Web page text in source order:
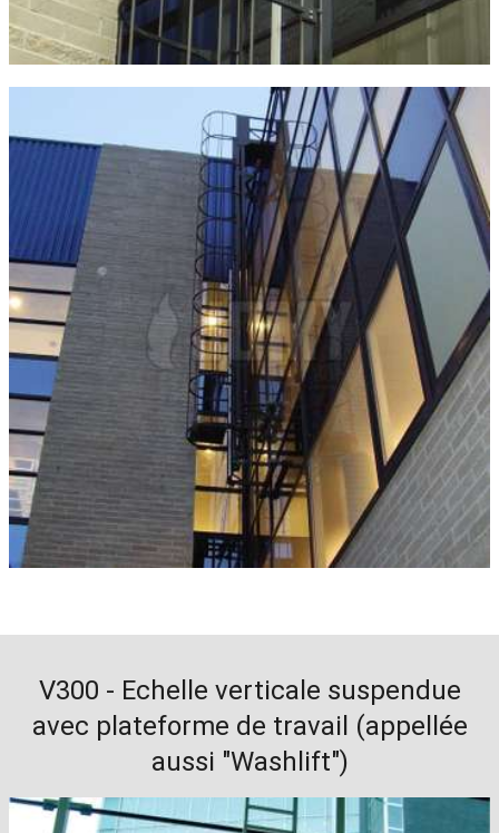
V300 - Echelle verticale suspendue
avec plateforme de travail (appellée
aussi "Washlift")